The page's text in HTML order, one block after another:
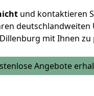
und kontaktieren
deutschlandweiten
mit Ihnen zu
Angebote